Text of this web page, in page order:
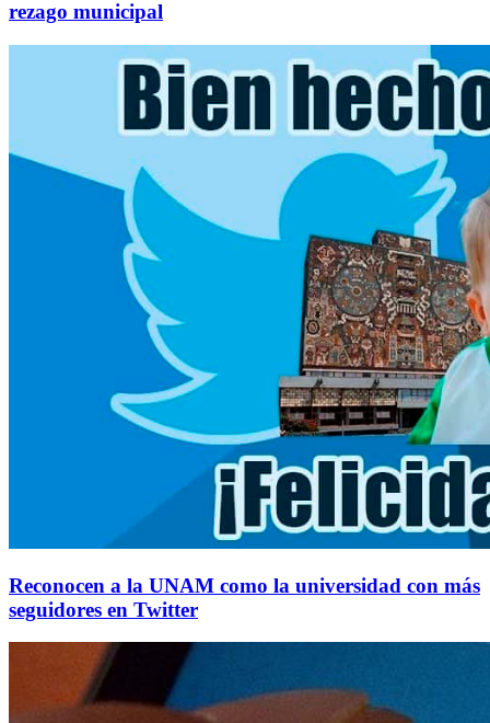
rezago municipal
Reconocen a la UNAM como la universidad con más
seguidores en Twitter